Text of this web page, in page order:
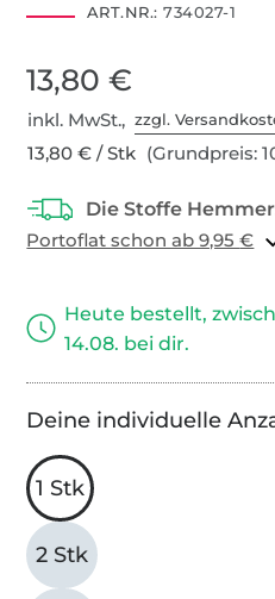
ART.NR.: 734027-1
13,80 €
inkl. MwSt.,zzgl.
13,80 € / Stk (Grundpreis:
Portoflat schon ab 9,95 €
Heute bestellt,
14.08. bei dir.
Deine individuelle
1 Stk
2 Stk